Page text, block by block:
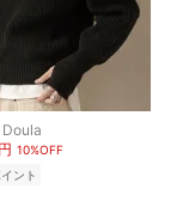
10%OFF
ント